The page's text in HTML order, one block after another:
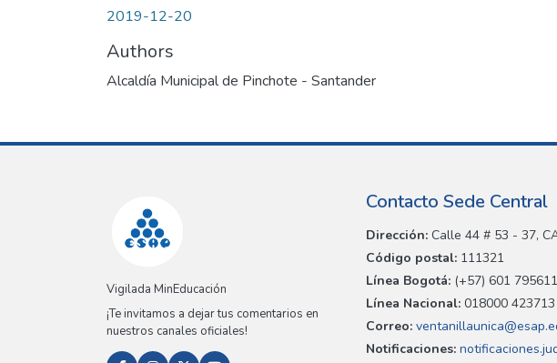
2019-12-20
Authors
Alcaldía Municipal de Pinchote - Santander
Vigilada MinEducación
¡Te invitamos a dejar tus comentarios en
nuestros canales oficiales!
Contacto Sede Central
Dirección: Calle 44 # 53 - 37,
Código postal: 111321
Línea Bogotá: (+57) 601
Línea Nacional: 018000 423713
Correo:
Notificaciones: